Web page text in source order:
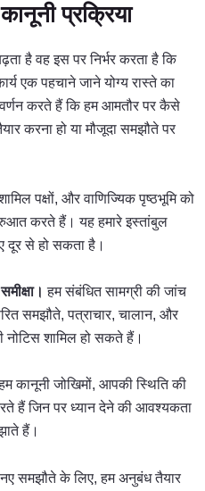
प्रक्रिया
है वह इस पर निर्भर करता है कि
एक पहचाने जाने योग्य रास्ते का
करते हैं कि हम आमतौर पर कैसे
करना हो या मौजूदा समझौते पर
पक्षों, और वाणिज्यिक पृष्ठभूमि को
करते हैं। यह हमारे इस्तांबुल
दूर से हो सकता है।
हम संबंधित सामग्री की जांच
समझौते, पत्राचार, चालान, और
नोटिस शामिल हो सकते हैं।
कानूनी जोखिमों, आपकी स्थिति की
हैं जिन पर ध्यान देने की आवश्यकता
हैं।
समझौते के लिए, हम अनुबंध तैयार